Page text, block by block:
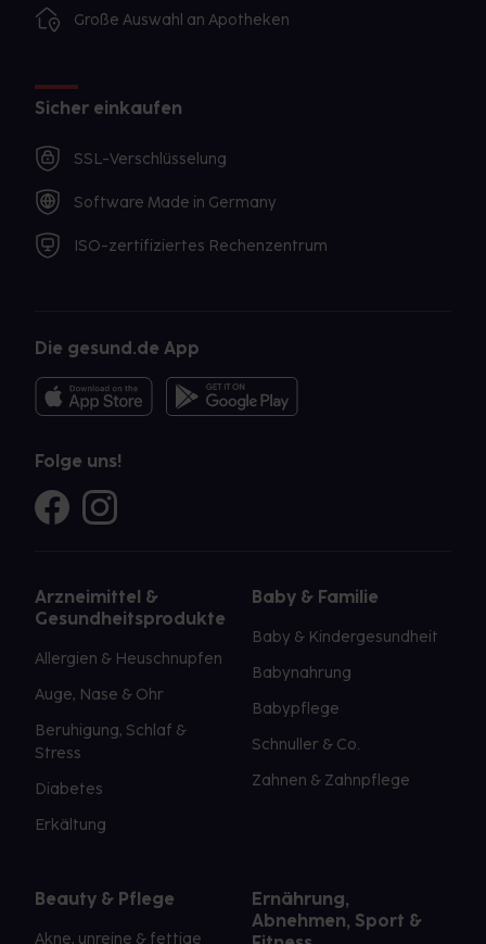
Große Auswahl an Apotheken
Sicher einkaufen
SSL-Verschlüsselung
Software Made in Germany
ISO-zertifiziertes Rechenzentrum
Die gesund.de App
Folge uns!
Arzneimittel &
Gesundheitsprodukte
Allergien & Heuschnupfen
Auge, Nase & Ohr
Beruhigung, Schlaf &
Stress
Diabetes
Erkältung
Baby & Familie
Baby & Kindergesundheit
Babynahrung
Babypflege
Schnuller & Co.
Zahnen & Zahnpflege
Beauty & Pflege
Akne, unreine & fettige
Ernährung,
Abnehmen, Sport &